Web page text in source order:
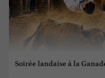
Soirée landaise à la